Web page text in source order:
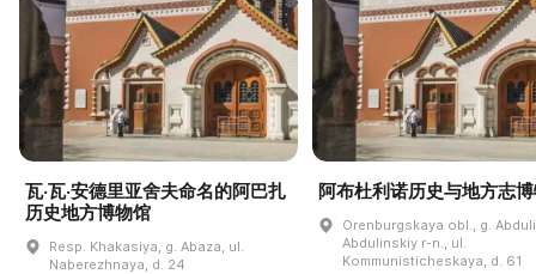
瓦·瓦·安德里亚舍夫命名的阿巴扎
历史地方博物馆
Resp. Khakasiya, g. Abaza, ul.
Naberezhnaya, d. 24
阿布杜利诺历史与地方志
Orenburgskaya obl., g.
Abdulinskiy r-n., ul.
Kommunisticheskaya, d. 61